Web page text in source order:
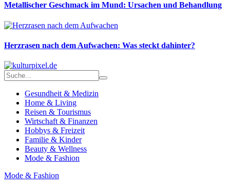
Metallischer Geschmack im Mund: Ursachen und Behandlung
Herzrasen nach dem Aufwachen: Was steckt dahinter?
Gesundheit & Medizin
Home & Living
Reisen & Tourismus
Wirtschaft & Finanzen
Hobbys & Freizeit
Familie & Kinder
Beauty & Wellness
Mode & Fashion
Mode & Fashion